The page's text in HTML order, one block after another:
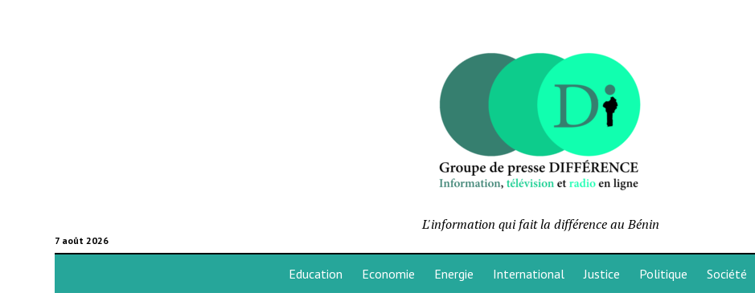
7 août 2026
L'information qui fait la différence au Bénin
Education Economie Energie International Justice Politique Société